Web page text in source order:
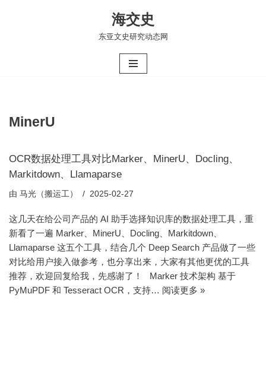
海交史
东亚文史研究动态网
MinerU
OCR数据处理工具对比Marker、MinerU、Docling、
Markitdown、Llamaparse
由 马光（搬运工） 2025-02-27
这几天在给公司产品的 AI 助手选择知识库的数据处理工具，重
新看了一遍 Marker、MinerU、Docling、Markitdown、
Llamaparse 这五个工具，结合几个 Deep Search 产品做了一些
对比给用户接入做参考，也分享出来，大家有其他更优的工具
推荐，欢迎回复给我，先感谢了！ Marker 技术架构 基于
PyMuPDF 和 Tesseract OCR，支持… 阅读更多 »